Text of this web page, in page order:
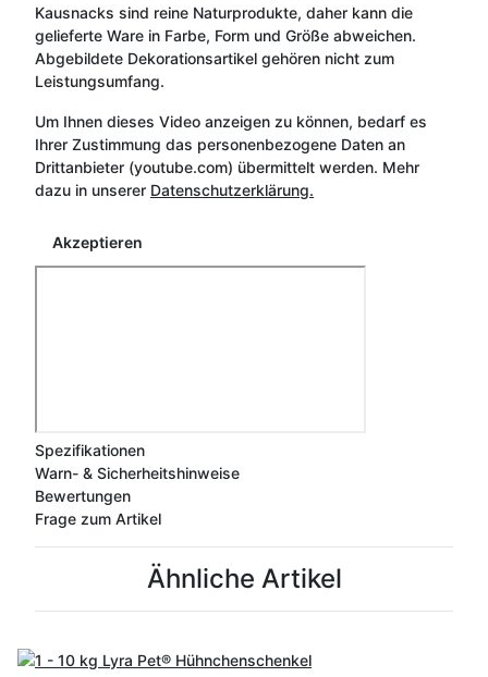
Kausnacks sind reine Naturprodukte, daher kann die
gelieferte Ware in Farbe, Form und Größe abweichen.
Abgebildete Dekorationsartikel gehören nicht zum
Leistungsumfang.
Um Ihnen dieses Video anzeigen zu können, bedarf es
Ihrer Zustimmung das personenbezogene Daten an
Drittanbieter (youtube.com) übermittelt werden. Mehr
dazu in unserer Datenschutzerklärung.
Akzeptieren
Spezifikationen
Warn- & Sicherheitshinweise
Bewertungen
Frage zum Artikel
Ähnliche Artikel